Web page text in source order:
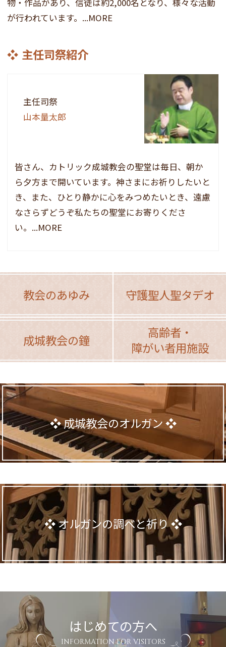
物・作品があり、信徒は約2,000名となり、様々な活動
が行われています。...MORE
主任司祭紹介
主任司祭
山本量太郎
皆さん、カトリック成城教会の聖堂は毎日、朝か
ら夕方まで開いています。神さまにお祈りしたいと
き、また、ひとり静かに心をみつめたいとき、遠慮
なさらずどうぞ私たちの聖堂にお寄りくださ
い。...MORE
教会のあゆみ 守護聖人聖タデオ
成城教会の鐘
高齢者・
障がい者用施設
成城教会のオルガン
オルガンの調べと祈り
はじめての方へ
INFORMATION FOR VISITORS